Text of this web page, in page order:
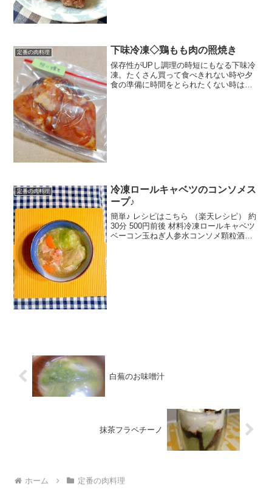
定番の肉料理 下味冷凍◇鶏もも肉の照焼き
保存性がUPし調理の時短にもなる下味冷
凍。たくさん買って食べきれない時や夕
食の準備に時間をとられたくない時はと
定番の肉料理
冷凍ロールキャベツのコンソメス
ープ♪
簡単♪ レシピはこちら （楽天レシピ） 約
30分 500円前後 材料冷凍ロールキャベツ
ベーコン玉ねぎ人参水コンソメ顆粒酒塩
白蕪のお味噌汁
抹茶フラペチーノ
ホーム 定番の肉料理